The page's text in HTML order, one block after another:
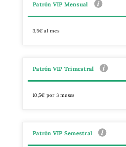
Patrón VIP Mensual
3,5€ al mes
Patrón VIP Trimestral
10,5€ por 3 meses
Patrón VIP Semestral